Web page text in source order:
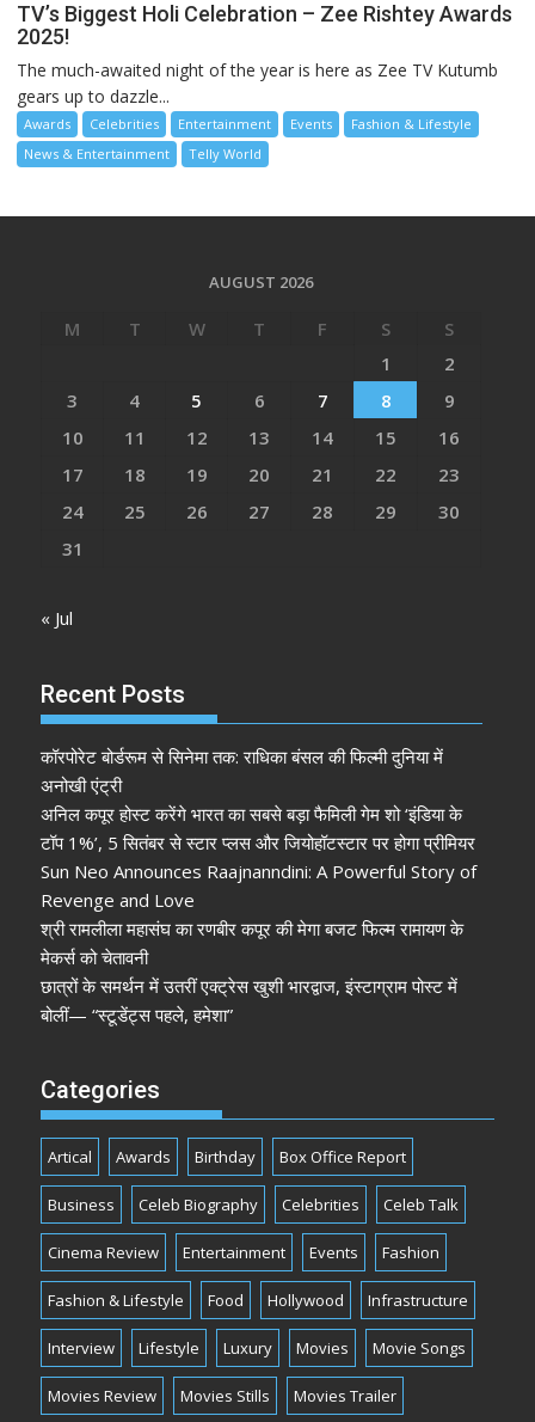
TV’s Biggest Holi Celebration – Zee Rishtey Awards
2025!
The much-awaited night of the year is here as Zee TV Kutumb
gears up to dazzle...
Awards Celebrities Entertainment Events
Fashion & Lifestyle
News & Entertainment
Telly World
AUGUST 2026
M T W T F S
S
1
2
3
4 5 6 7 8
9
10
11 12 13 14 15
16
17
18 19 20 21 22
23
24
25 26 27 28 29
30
31
« Jul
Recent Posts
कॉरपोरेट बोर्डरूम से सिनेमा तक: राधिका बंसल की फिल्मी दुनिया में
अनोखी एंट्री
अनिल कपूर होस्ट करेंगे भारत का सबसे बड़ा फैमिली गेम शो ‘इंडिया के
टॉप 1%’, 5 सितंबर से स्टार प्लस और जियोहॉटस्टार पर होगा प्रीमियर
Sun Neo Announces Raajnanndini: A Powerful Story of
Revenge and Love
श्री रामलीला महासंघ का रणबीर कपूर की मेगा बजट फिल्म रामायण के
मेकर्स को चेतावनी
छात्रों के समर्थन में उतरीं एक्ट्रेस खुशी भारद्वाज, इंस्टाग्राम पोस्ट में
बोलीं— “स्टूडेंट्स पहले, हमेशा”
Categories
Artical Awards Birthday Box Office Report
Business Celeb Biography Celebrities Celeb Talk
Cinema Review Entertainment Events Fashion
Fashion & Lifestyle Food Hollywood Infrastructure
Interview Lifestyle Luxury Movies Movie Songs
Movies Review Movies Stills Movies Trailer